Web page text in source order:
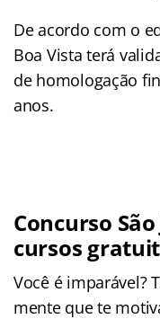
De acordo com o
Boa Vista terá
de homologação
anos.
Concurso
cursos
Você é imparável?
mente que te